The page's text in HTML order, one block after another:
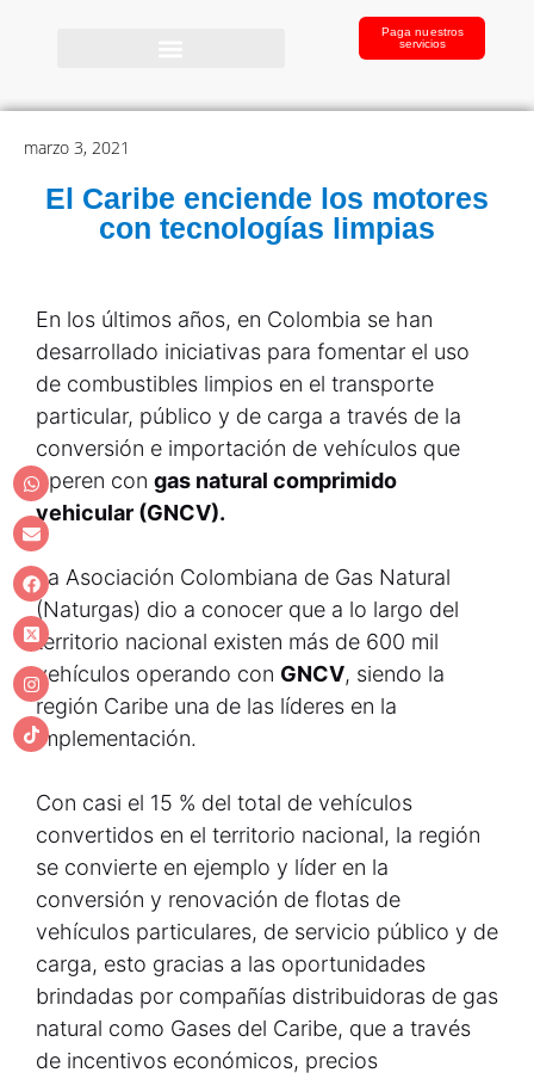
Paga nuestros
servicios
marzo 3, 2021
El Caribe enciende los motores
con tecnologías limpias
En los últimos años, en Colombia se han
desarrollado iniciativas para fomentar el uso
de combustibles limpios en el transporte
particular, público y de carga a través de la
conversión e importación de vehículos que
operen con gas natural comprimido
vehicular (GNCV).
La Asociación Colombiana de Gas Natural
(Naturgas) dio a conocer que a lo largo del
territorio nacional existen más de 600 mil
vehículos operando con GNCV, siendo la
región Caribe una de las líderes en la
implementación.
Con casi el 15 % del total de vehículos
convertidos en el territorio nacional, la región
se convierte en ejemplo y líder en la
conversión y renovación de flotas de
vehículos particulares, de servicio público y de
carga, esto gracias a las oportunidades
brindadas por compañías distribuidoras de gas
natural como Gases del Caribe, que a través
de incentivos económicos, precios